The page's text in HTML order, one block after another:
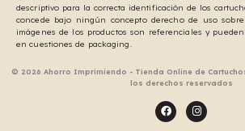
descriptivo para la correcta identificación de los
concede bajo ningún concepto derecho de uso sobre
imágenes de los productos son referenciales y
en cuestiones de packaging.
© 2026 Ahorro Imprimiendo - Tienda Online de
los derechos reservados